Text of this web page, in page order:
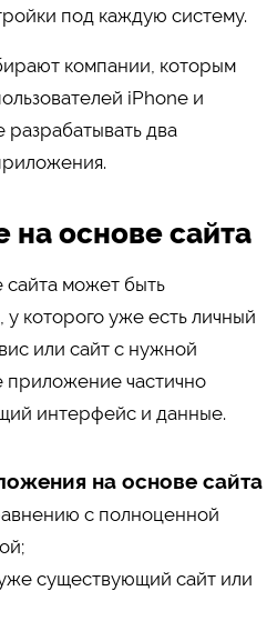
под каждую систему.
компании, которым
iPhone и
два
основе сайта
может быть
у которого уже есть личный
или сайт с нужной
приложение частично
интерфейс и данные.
на основе сайта
с полноценной
существующий сайт или